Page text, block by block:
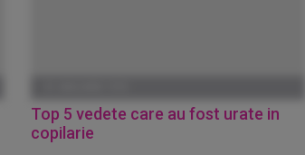
Top 5 vedete care au fost urate in
copilarie